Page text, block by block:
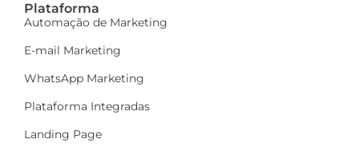
Plataforma
Automação de Marketing
E-mail Marketing
WhatsApp Marketing
Plataforma Integradas
Landing Page